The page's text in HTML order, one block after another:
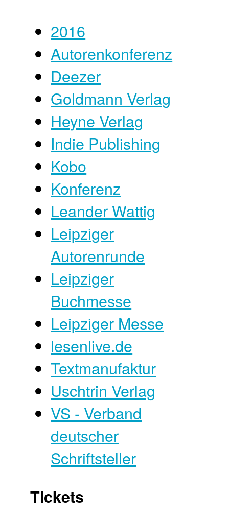
2016
Autorenkonferenz
Deezer
Goldmann Verlag
Heyne Verlag
Indie Publishing
Kobo
Konferenz
Leander Wattig
Leipziger
Autorenrunde
Leipziger
Buchmesse
Leipziger Messe
lesenlive.de
Textmanufaktur
Uschtrin Verlag
VS - Verband
deutscher
Schriftsteller
Tickets